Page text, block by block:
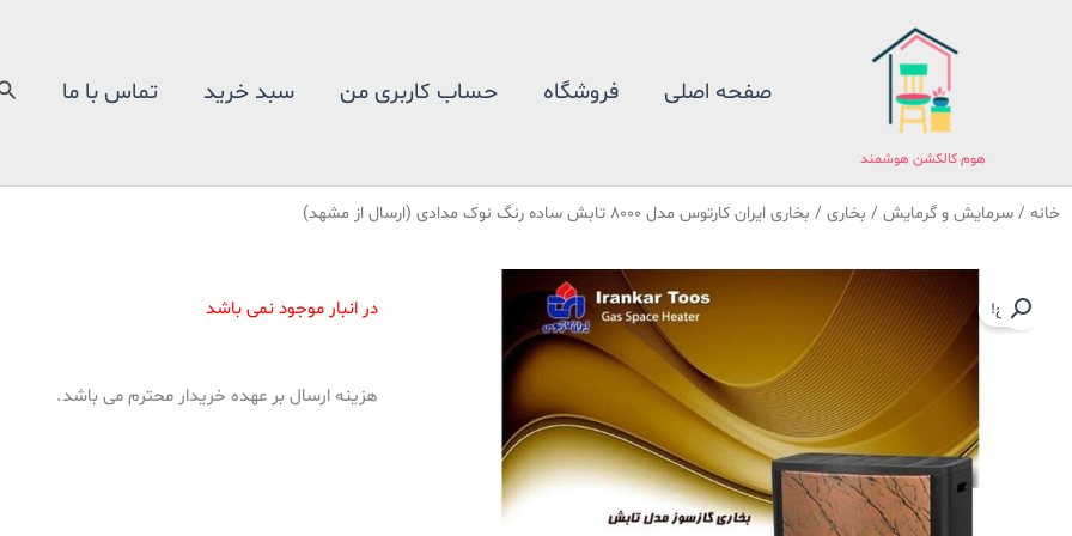
هوم کالکشن هوشمند
صفحه اصلی فروشگاه حساب کاربری من سبد خرید تماس با ما
خانه / سرمایش و گرمایش / بخاری / بخاری ایران کارتوس مدل 8000 تابش ساده رنگ نوک مدادی (ارسال از مشهد)
حراج! در انبار موجود نمی باشد
هزینه ارسال بر عهده خریدار محترم می باشد.